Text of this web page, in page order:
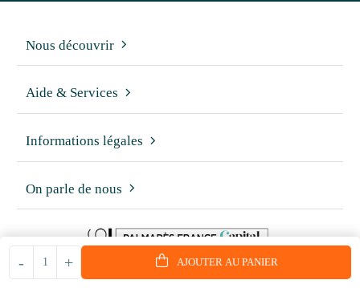
+
- AJOUTER AU PANIER
Nous découvrir
Aide & Services
Informations légales
On parle de nous